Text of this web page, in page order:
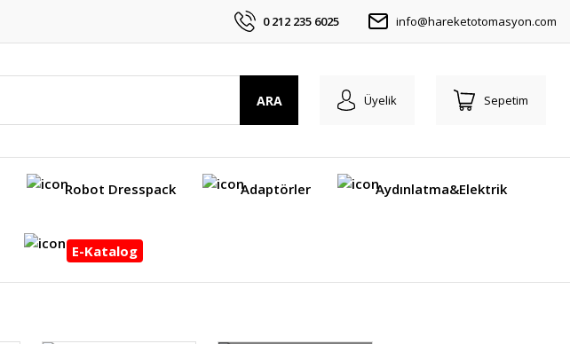
0 212 235 6025 info@hareketotomasyon.com
ARA Üyelik Sepetim
Robot Dresspack Adaptörler Aydınlatma&Elektrik
E-Katalog